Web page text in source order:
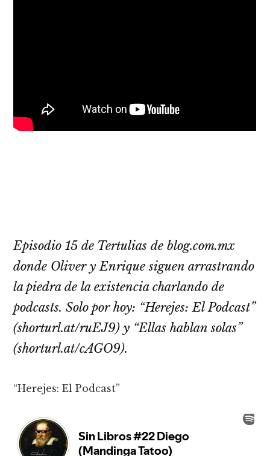
Episodio 15 de Tertulias de blog.com.mx
donde Oliver y Enrique siguen arrastrando
la piedra de la existencia charlando de
podcasts. Solo por hoy: “Herejes: El Podcast”
(shorturl.at/ruEJ9) y “Ellas hablan solas”
(shorturl.at/cAGO9).
“Herejes: El Podcast”